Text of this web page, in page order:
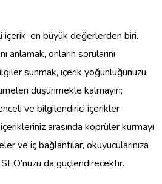
içerik, en büyük değerlerden biri.
anlamak, onların sorularını
sunmak, içerik yoğunluğunuzu
düşünmekle kalmayın;
ve bilgilendirici içerikler
arasında köprüler kurmayı
ve iç bağlantılar, okuyucularınıza
da güçlendirecektir.